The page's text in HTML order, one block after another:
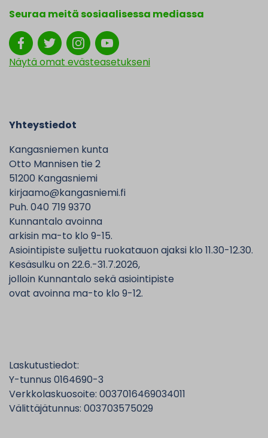
Seuraa meitä sosiaalisessa mediassa
Näytä omat evästeasetukseni
Yhteystiedot
Kangasniemen kunta
Otto Mannisen tie 2
51200 Kangasniemi
kirjaamo@kangasniemi.fi
Puh. 040 719 9370
Kunnantalo avoinna
arkisin ma-to klo 9-15.
Asiointipiste suljettu ruokatauon ajaksi klo 11.30-12.30.
Kesäsulku on 22.6.-31.7.2026,
jolloin Kunnantalo sekä asiointipiste
ovat avoinna ma-to klo 9-12.
Laskutustiedot:
Y-tunnus 0164690-3
Verkkolaskuosoite: 0037016469034011
Välittäjätunnus: 003703575029